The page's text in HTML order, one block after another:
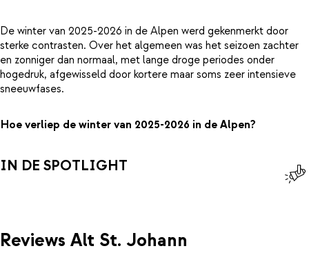
De winter van 2025-2026 in de Alpen werd gekenmerkt door
sterke contrasten. Over het algemeen was het seizoen zachter
en zonniger dan normaal, met lange droge periodes onder
hogedruk, afgewisseld door kortere maar soms zeer intensieve
sneeuwfases.
Hoe verliep de winter van 2025-2026 in de Alpen?
IN DE SPOTLIGHT
Reviews Alt St. Johann